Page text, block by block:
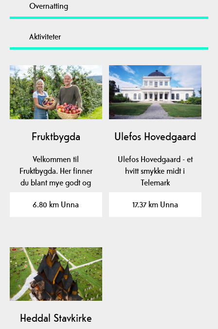
Overnatting
Aktiviteter
Fruktbygda
Velkommen til
Fruktbygda. Her finner
du blant mye godt og
eplemost,…
6.80 km Unna
Ulefos Hovedgaard
Ulefos Hovedgaard - et
hvitt smykke midt i
Telemark
17.37 km Unna
Heddal Stavkirke